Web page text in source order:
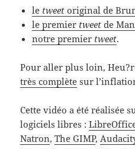
le tweet original de
le premier tweet de
notre premier tweet.
Pour aller plus loin,
très complète sur
Cette vidéo a été réalisée
logiciels libres :
Natron,The GIMP,